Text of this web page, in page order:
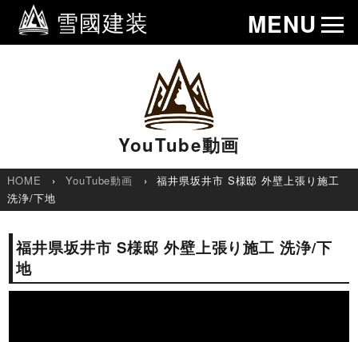
雪國建装 MENU
YouTube動画
HOME YouTube動画
福井県坂井市 S様邸 外壁上張り施工
洗浄/下地
福井県坂井市 S様邸 外壁上張り施工 洗浄/下
地